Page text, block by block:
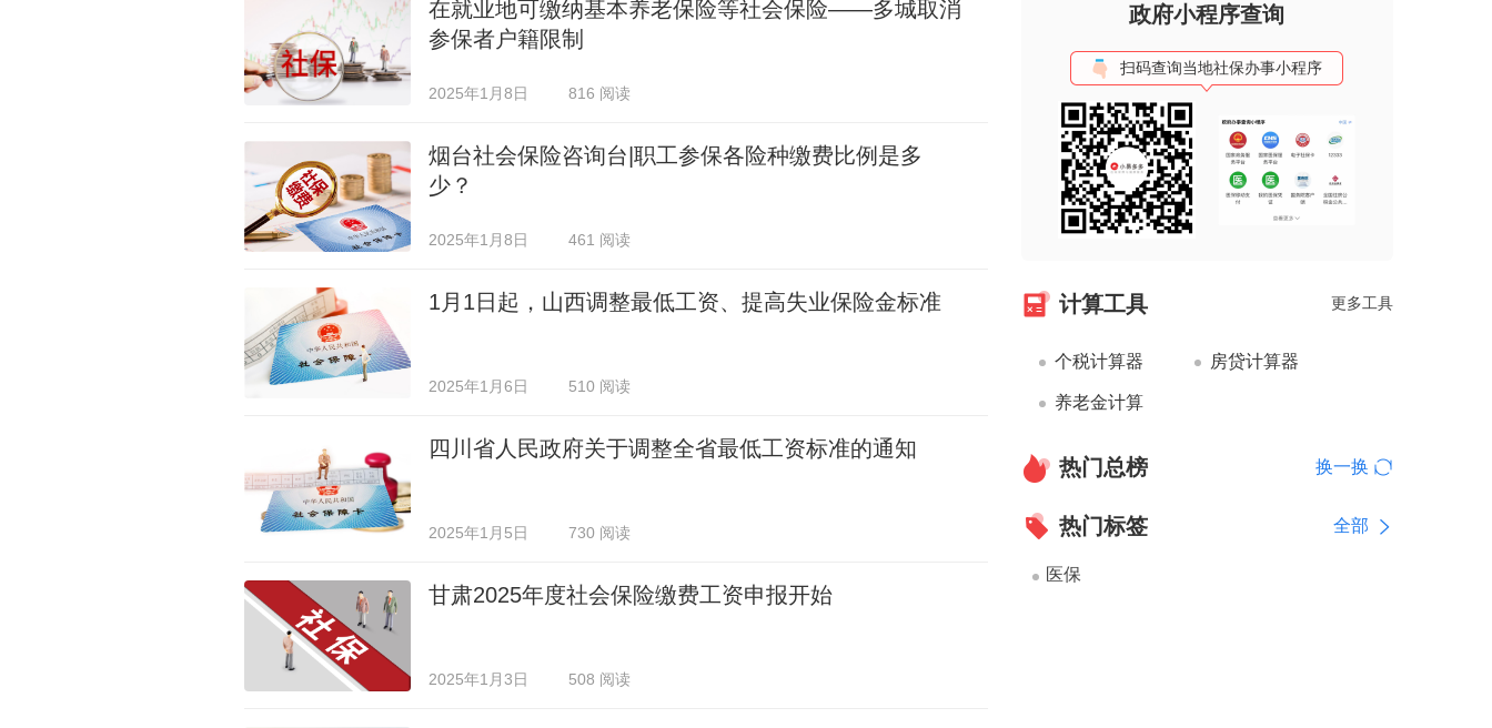
在就业地可缴纳基本养老保险等社会保险——多城取消
参保者户籍限制
2025年1月8日 816 阅读
烟台社会保险咨询台|职工参保各险种缴费比例是多
少？
2025年1月8日 461 阅读
1月1日起，山西调整最低工资、提高失业保险金标准
2025年1月6日 510 阅读
四川省人民政府关于调整全省最低工资标准的通知
2025年1月5日 730 阅读
甘肃2025年度社会保险缴费工资申报开始
2025年1月3日 508 阅读
政府小程序查询
扫码查询当地社保办事小程序
计算工具 更多工具
个税计算器 房贷计算器
养老金计算
热门总榜 换一换
热门标签 全部
医保